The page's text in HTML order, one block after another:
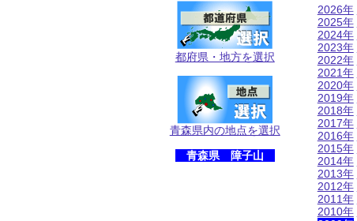
都府県・地方を選択
青森県内の地点を選択
青森県 障子山
2026年
2025年
2024年
2023年
2022年
2021年
2020年
2019年
2018年
2017年
2016年
2015年
2014年
2013年
2012年
2011年
2010年